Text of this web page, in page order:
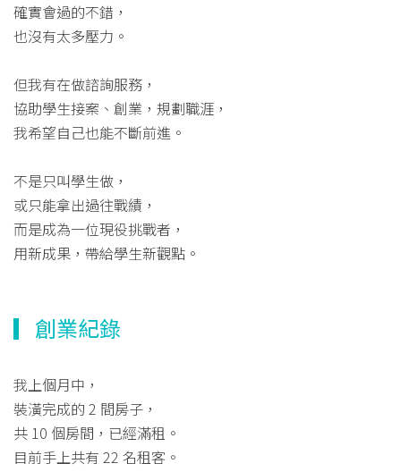
確實會過的不錯，
也沒有太多壓力。
但我有在做諮詢服務，
協助學生接案、創業，規劃職涯，
我希望自己也能不斷前進。
不是只叫學生做，
或只能拿出過往戰績，
而是成為一位現役挑戰者，
用新成果，帶給學生新觀點。
▎創業紀錄
我上個月中，
裝潢完成的 2 間房子，
共 10 個房間，已經滿租。
目前手上共有 22 名租客。